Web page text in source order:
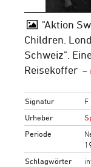
"Aktion
Children.
Schweiz".
Reisekoffer
Signatur
F
Urheber
Periode
Schlagwörter